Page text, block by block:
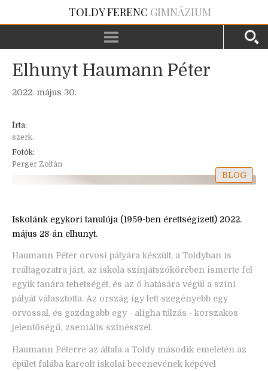
TOLDY FERENC GIMNÁZIUM
Elhunyt Haumann Péter
2022. május 30.
Írta:
szerk.
Fotók:
Perger Zoltán
BLOG
Iskolánk egykori tanulója (1959-ben érettségizett) 2022.
május 28-án elhunyt.
Haumann Péter orvosi pályára készült, a Toldyban is
reáltagozatra járt, az iskola színjátszókörében ismerte fel
egyik tanára tehetségét, és az ő hatására végül a színi
pályát választotta. Az ország így lett szegényebb egy
orvossal, és gazdagabb egy - aligha túlzás - korszakos
jelentőségű, zseniális színésszel.
Haumann Péterre az általa a Toldy második emeletén az
épület falába karcolt iskolai becenevének képével